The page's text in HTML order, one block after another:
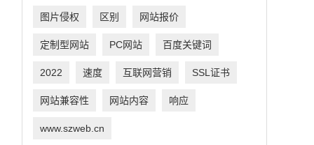
图片侵权 区别 网站报价
定制型网站 PC网站 百度关键词
2022 速度 互联网营销 SSL证书
网站兼容性 网站内容 响应
www.szweb.cn